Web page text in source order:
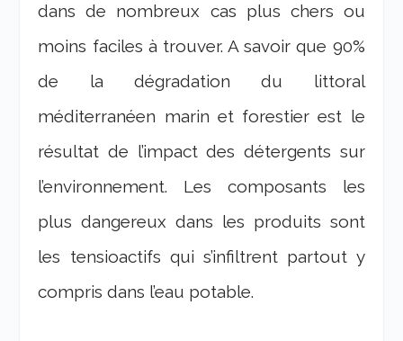
dans de nombreux cas plus chers ou
moins faciles à trouver. A savoir que 90%
de la dégradation du littoral
méditerranéen marin et forestier est le
résultat de l’impact des détergents sur
l’environnement. Les composants les
plus dangereux dans les produits sont
les tensioactifs qui s’infiltrent partout y
compris dans l’eau potable.